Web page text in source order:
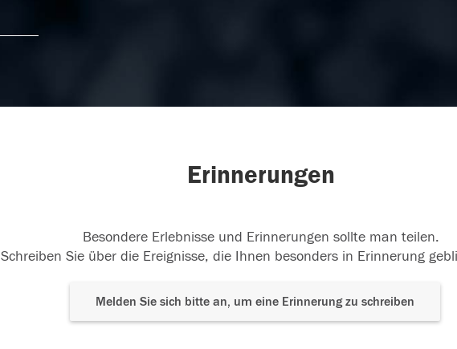
Erinnerungen
Besondere Erlebnisse und Erinnerungen sollte man teilen.
Schreiben Sie über die Ereignisse, die Ihnen besonders in Erinnerung
Melden Sie sich bitte an, um eine Erinnerung zu schreiben